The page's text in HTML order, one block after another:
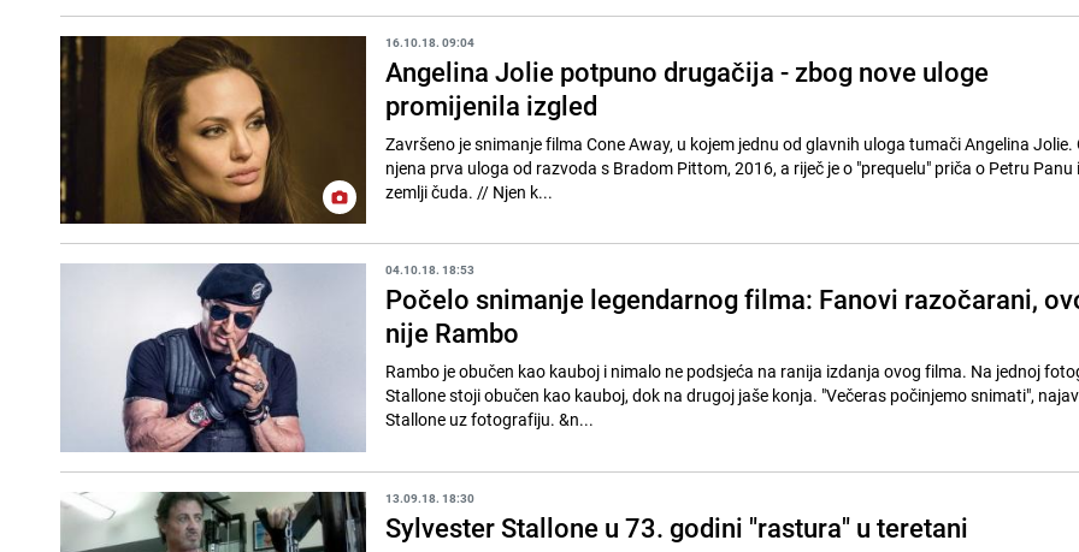
16.10.18. 09:04
Angelina Jolie potpuno drugačija - zbog nove uloge
promijenila izgled
Završeno je snimanje filma Cone Away, u kojem jednu od glavnih uloga tumači Angelina Jolie.
njena prva uloga od razvoda s Bradom Pittom, 2016, a riječ je o "prequelu" priča o Petru Panu
zemlji čuda. // Njen k...
04.10.18. 18:53
Počelo snimanje legendarnog filma: Fanovi razočarani,
nije Rambo
Rambo je obučen kao kauboj i nimalo ne podsjeća na ranija izdanja ovog filma. Na jednoj
Stallone stoji obučen kao kauboj, dok na drugoj jaše konja. "Večeras počinjemo snimati",
Stallone uz fotografiju. &n...
13.09.18. 18:30
Sylvester Stallone u 73. godini "rastura" u teretani